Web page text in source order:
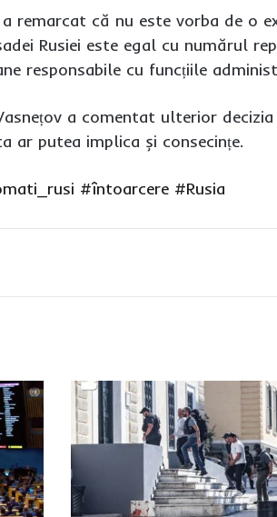
a remarcat că nu este vorba de o
Rusiei este egal cu numărul
responsabile cu funcțiile
a comentat ulterior
ar putea implica și consecințe.
#întoarcere #Rusia